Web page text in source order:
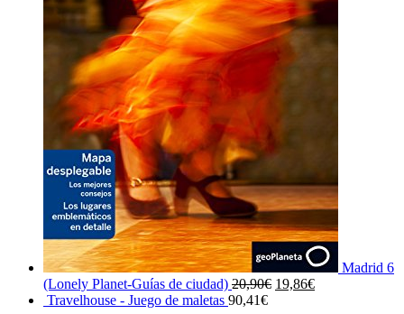
Madrid 6
(Lonely Planet-Guías de ciudad) 20,90€ El
19,86€El
Travelhouse - Juego de maletas 90,41€